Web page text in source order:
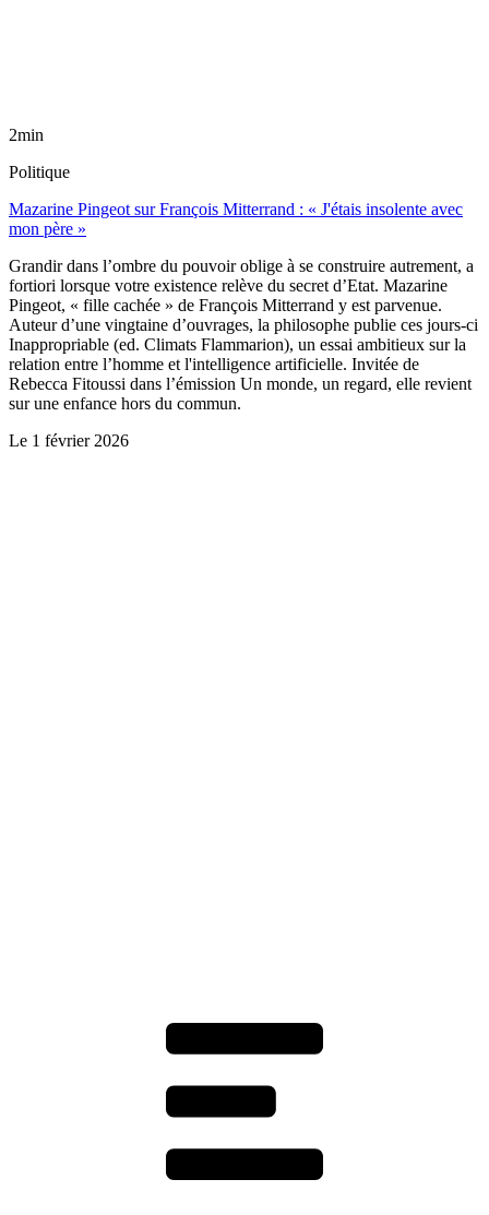
2min
Politique
Mazarine Pingeot sur François Mitterrand : « J'étais insolente avec
mon père »
Grandir dans l’ombre du pouvoir oblige à se construire autrement, a
fortiori lorsque votre existence relève du secret d’Etat. Mazarine
Pingeot, « fille cachée » de François Mitterrand y est parvenue.
Auteur d’une vingtaine d’ouvrages, la philosophe publie ces jours-ci
Inappropriable (ed. Climats Flammarion), un essai ambitieux sur la
relation entre l’homme et l'intelligence artificielle. Invitée de
Rebecca Fitoussi dans l’émission Un monde, un regard, elle revient
sur une enfance hors du commun.
Le 1 février 2026